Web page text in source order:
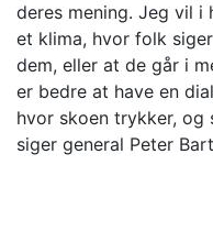
deres mening. Jeg vil
et klima, hvor folk
dem, eller at de går i
er bedre at have en
hvor skoen trykker, og
siger general Peter